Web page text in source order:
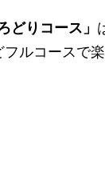
どりコース」
フルコースで